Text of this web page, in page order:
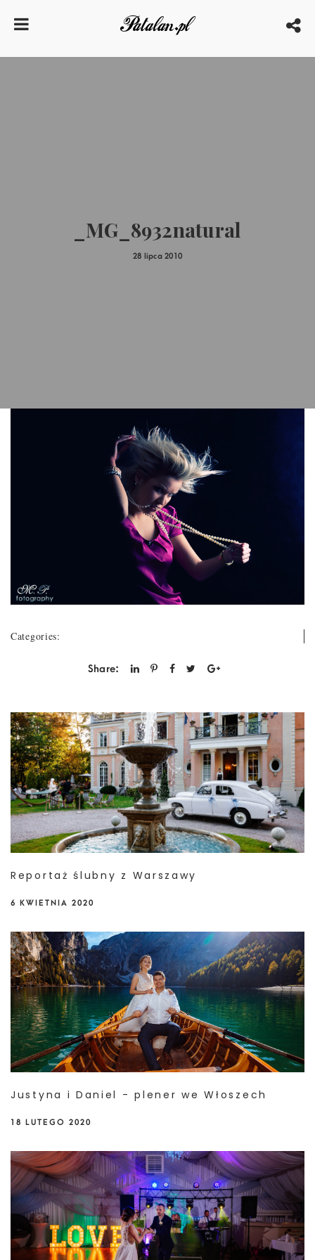
_MG_8932natural
28 lipca 2010
Categories:
Share:
Reportaż ślubny z Warszawy
6 KWIETNIA 2020
Justyna i Daniel - plener we Włoszech
18 LUTEGO 2020